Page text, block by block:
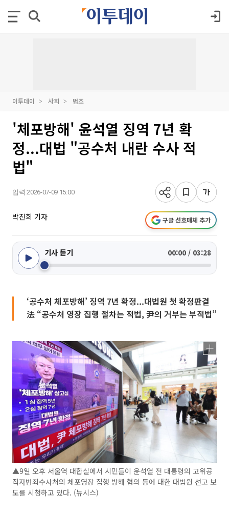
이투데이 사회 법조
'체포방해' 윤석열 징역 7년 확
정...대법 "공수처 내란 수사 적
법"
입력 2026-07-09 15:00
박진희 기자 구글 선호매체 추가
기사 듣기 00:00 / 03:28
‘공수처 체포방해’ 징역 7년 확정...대법원 첫 확정판결
法 “공수처 영장 집행 절차는 적법, 尹의 거부는 부적법”
▲9일 오후 서울역 대합실에서 시민들이 윤석열 전 대통령의 고위공
직자범죄수사처의 체포영장 집행 방해 혐의 등에 대한 대법원 선고 보
도를 시청하고 있다. (뉴시스)